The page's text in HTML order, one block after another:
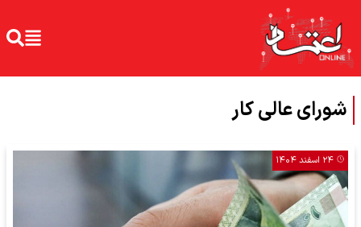
شورای عالی کار
۲۴ اسفند ۱۴۰۴